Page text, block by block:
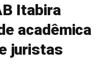
Itabira
acadêmica
juristas